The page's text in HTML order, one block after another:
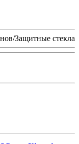
Защитные стекла